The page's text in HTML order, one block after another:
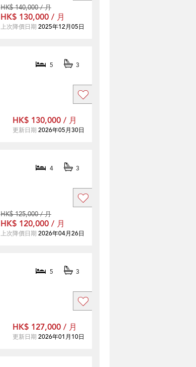
HK$ 140,000 / 月
HK$ 130,000 / 月
上次降價日期 2025年12月05日
5 3
HK$ 130,000 / 月
更新日期 2026年05月30日
4 3
HK$ 125,000 / 月
HK$ 120,000 / 月
上次降價日期 2026年04月26日
5 3
HK$ 127,000 / 月
更新日期 2026年01月10日